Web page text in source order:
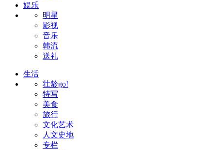
娱乐
明星
影视
音乐
韩流
送礼
生活
壮龄go!
特写
美食
旅行
文化艺术
人文史地
专栏